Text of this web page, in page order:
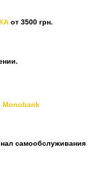
от 3500 грн.
Monobank
самообслуживания